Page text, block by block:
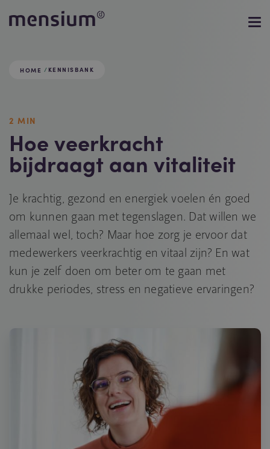
HOME KENNISBANK
2 MIN
Hoe veerkracht
bijdraagt aan vitaliteit
Je krachtig, gezond en energiek voelen én goed
om kunnen gaan met tegenslagen. Dat willen we
allemaal wel, toch? Maar hoe zorg je ervoor dat
medewerkers veerkrachtig en vitaal zijn? En wat
kun je zelf doen om beter om te gaan met
drukke periodes, stress en negatieve ervaringen?